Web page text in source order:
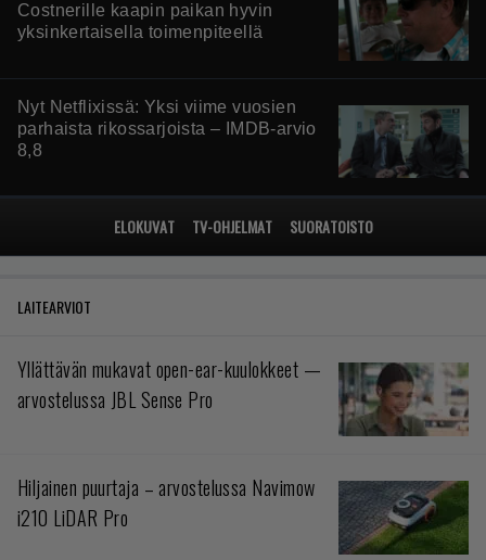
Costnerille kaapin paikan hyvin
yksinkertaisella toimenpiteellä
Nyt Netflixissä: Yksi viime vuosien
parhaista rikossarjoista – IMDB-arvio
8,8
ELOKUVAT TV-OHJELMAT SUORATOISTO
LAITEARVIOT
Yllättävän mukavat open-ear-kuulokkeet —
arvostelussa JBL Sense Pro
Hiljainen puurtaja – arvostelussa Navimow
i210 LiDAR Pro